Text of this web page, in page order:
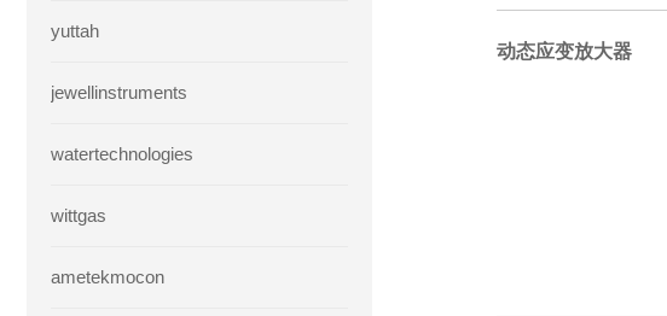
yuttah
jewellinstruments
watertechnologies
wittgas
ametekmocon
动态应变放大器